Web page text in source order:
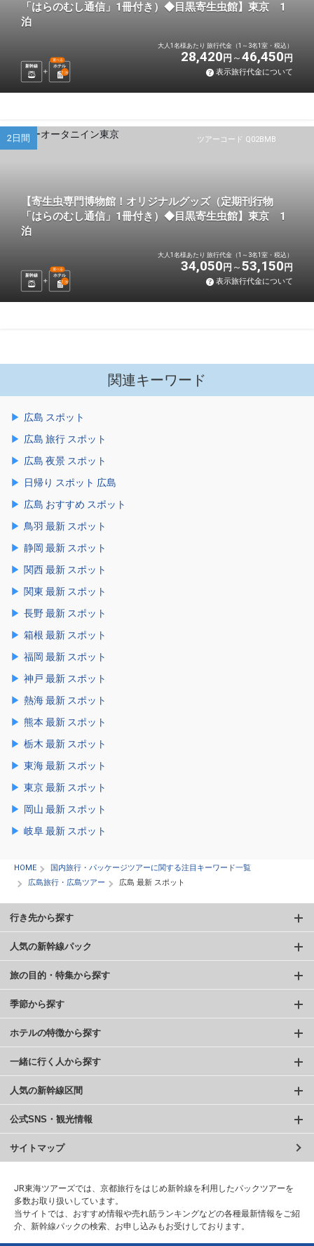
「はらのむし通信」1冊付き）◆目黒寄生虫館】東京 1
泊
新幹線 ホテル
選べる
1 泊
大人1名様あたり 旅行代金（1～3名1室・税込）
28,420 円 46,450 円
表示旅行代金について
ツアーコード Q02BMB
2日間
【寄生虫専門博物館！オリジナルグッズ（定期刊行物
「はらのむし通信」1冊付き）◆目黒寄生虫館】東京 1
泊
新幹線 ホテル
選べる
1 泊
大人1名様あたり 旅行代金（1～3名1室・税込）
34,050 円 53,150 円
表示旅行代金について
関連キーワード
広島 スポット
広島 旅行 スポット
広島 夜景 スポット
日帰り スポット 広島
広島 おすすめ スポット
鳥羽 最新 スポット
静岡 最新 スポット
関西 最新 スポット
関東 最新 スポット
長野 最新 スポット
箱根 最新 スポット
福岡 最新 スポット
神戸 最新 スポット
熱海 最新 スポット
熊本 最新 スポット
栃木 最新 スポット
東海 最新 スポット
東京 最新 スポット
岡山 最新 スポット
岐阜 最新 スポット
HOME
国内旅行・パッケージツアーに関する注目キーワード一覧
広島旅行・広島ツアー
広島 最新 スポット
行き先から探す
人気の新幹線パック
旅の目的・特集から探す
季節から探す
ホテルの特徴から探す
一緒に行く人から探す
人気の新幹線区間
公式SNS・観光情報
サイトマップ
JR東海ツアーズでは、京都旅行をはじめ新幹線を利用したパックツアーを
多数お取り扱いしています。
当サイトでは、おすすめ情報や売れ筋ランキングなどの各種最新情報をご紹
介、新幹線パックの検索、お申し込みもお受けしております。